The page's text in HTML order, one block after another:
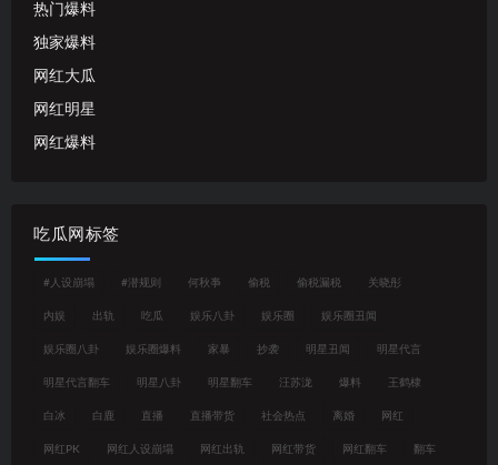
热门爆料
独家爆料
网红大瓜
网红明星
网红爆料
吃瓜网标签
#人设崩塌 #潜规则 何秋亊 偷税 偷税漏税 关晓彤
内娱 出轨 吃瓜 娱乐八卦 娱乐圈 娱乐圈丑闻
娱乐圈八卦 娱乐圈爆料 家暴 抄袭 明星丑闻 明星代言
明星代言翻车 明星八卦 明星翻车 汪苏泷 爆料 王鹤棣
白冰 白鹿 直播 直播带货 社会热点 离婚 网红
网红PK 网红人设崩塌 网红出轨 网红带货 网红翻车 翻车